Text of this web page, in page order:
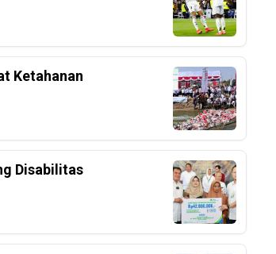
Ketahanan
Disabilitas